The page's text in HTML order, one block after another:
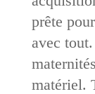
prête
avec
matériel.